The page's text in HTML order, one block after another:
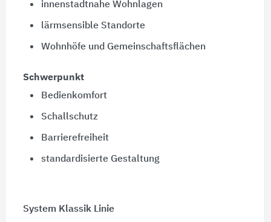
innenstadtnahe Wohnlagen
lärmsensible Standorte
Wohnhöfe und Gemeinschaftsflächen
Schwerpunkt
Bedienkomfort
Schallschutz
Barrierefreiheit
standardisierte Gestaltung
System Klassik Linie